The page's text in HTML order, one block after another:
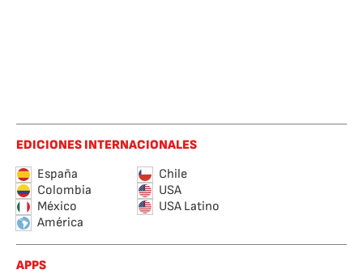
EDICIONES INTERNACIONALES
España
Chile
Colombia
USA
México
USA Latino
América
APPS